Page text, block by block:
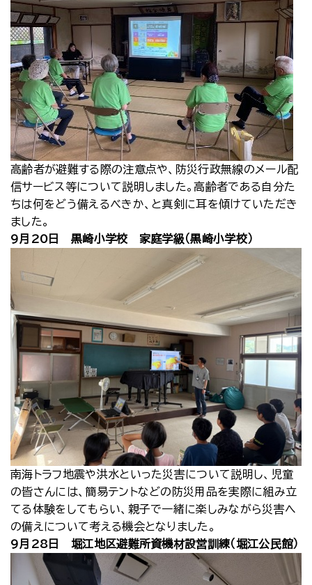
高齢者が避難する際の注意点や、防災行政無線のメール配
信サービス等について説明しました。高齢者である自分た
ちは何をどう備えるべきか、と真剣に耳を傾けていただき
ました。
9月20日 黒崎小学校 家庭学級（黒崎小学校）
南海トラフ地震や洪水といった災害について説明し、児童
の皆さんには、簡易テントなどの防災用品を実際に組み立
てる体験をしてもらい、親子で一緒に楽しみながら災害へ
の備えについて考える機会となりました。
9月28日 堀江地区避難所資機材設営訓練（堀江公民館）